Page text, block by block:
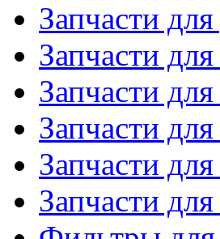
Запчасти
Запчасти
Запчасти
Запчасти
Запчасти
Запчасти